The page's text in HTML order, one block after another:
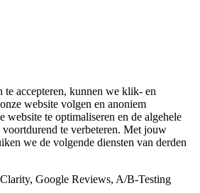
te accepteren, kunnen we klik- en
website volgen en anoniem
website te optimaliseren en de algehele
te verbeteren. Met jouw
we de volgende diensten van derden
Google Reviews, A/B-Testing